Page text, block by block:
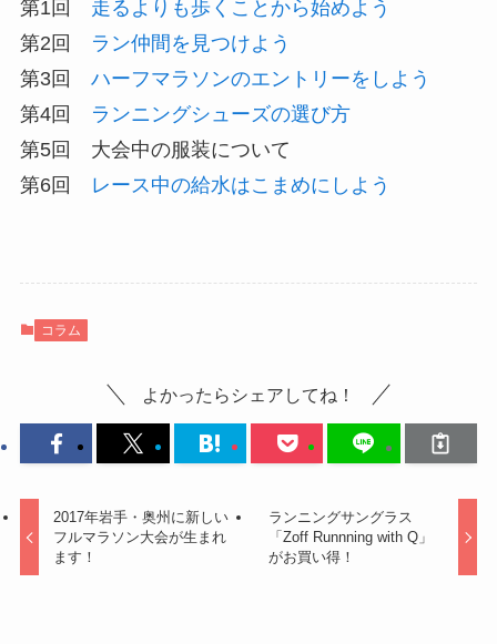
第1回 走るよりも歩くことから始めよう
第2回
ラン仲間を見つけよう
第3回 ハーフマラソンのエントリーをしよう
第4回
ランニングシューズの選び方
第5回 大会中の服装について
第6回
レース中の給水はこまめにしよう
コラム
よかったらシェアしてね！
2017年岩手・奥州に新しい
フルマラソン大会が生まれ
ます！
ランニングサングラス
「Zoff Runnning with Q」
がお買い得！